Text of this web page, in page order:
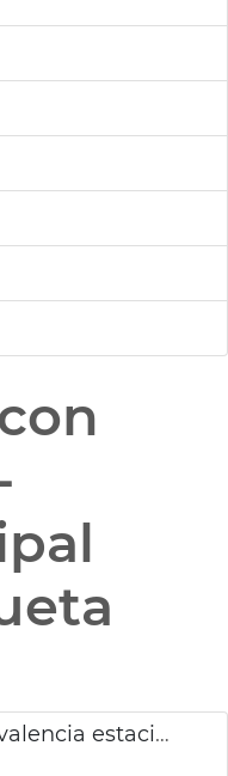
Final abres túnel Metrovalencia estaciones de Xàtiva y Alicante